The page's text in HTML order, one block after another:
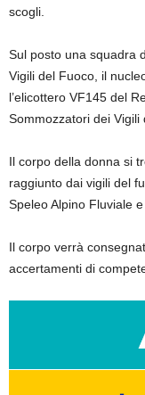
scogli.
Sul posto una squadra
Vigili del Fuoco, il
l’elicottero VF145 del
Sommozzatori dei Vigili
Il corpo della donna si
raggiunto dai vigili del
Speleo Alpino Fluviale
Il corpo verrà
accertamenti di